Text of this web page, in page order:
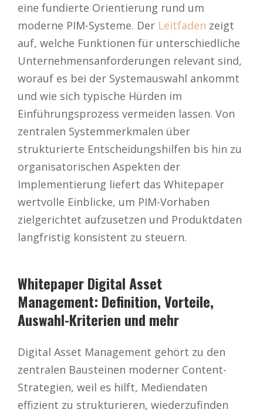
eine fundierte Orientierung rund um
moderne PIM-Systeme. Der Leitfaden zeigt
auf, welche Funktionen für unterschiedliche
Unternehmensanforderungen relevant sind,
worauf es bei der Systemauswahl ankommt
und wie sich typische Hürden im
Einführungsprozess vermeiden lassen. Von
zentralen Systemmerkmalen über
strukturierte Entscheidungshilfen bis hin zu
organisatorischen Aspekten der
Implementierung liefert das Whitepaper
wertvolle Einblicke, um PIM-Vorhaben
zielgerichtet aufzusetzen und Produktdaten
langfristig konsistent zu steuern.
Whitepaper Digital Asset
Management: Definition, Vorteile,
Auswahl-Kriterien und mehr
Digital Asset Management gehört zu den
zentralen Bausteinen moderner Content-
Strategien, weil es hilft, Mediendaten
effizient zu strukturieren, wiederzufinden